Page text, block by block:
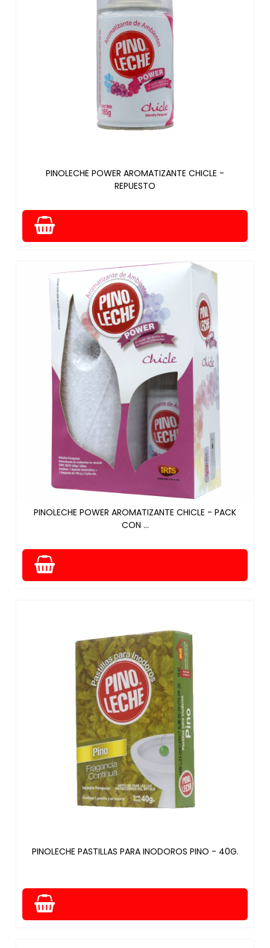
PINOLECHE POWER AROMATIZANTE CHICLE -
REPUESTO
PINOLECHE POWER AROMATIZANTE CHICLE - PACK
CON ...
PINOLECHE PASTILLAS PARA INODOROS PINO - 40G.